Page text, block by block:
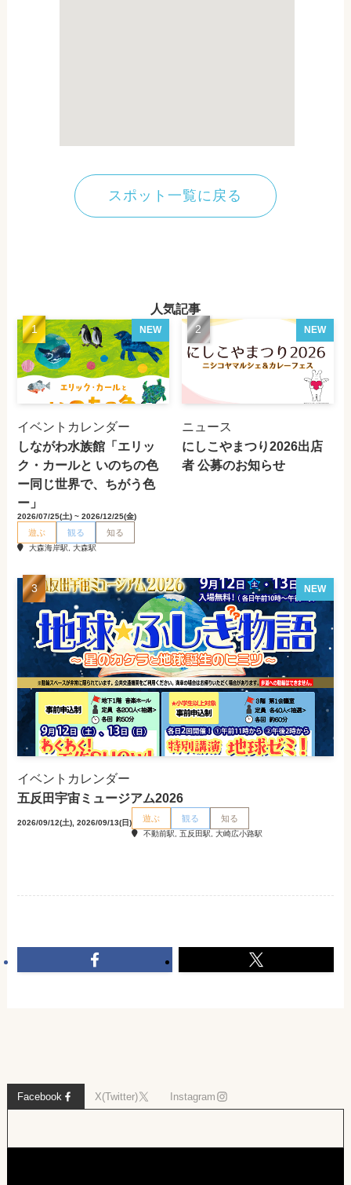
スポット一覧に戻る
人気記事
NEW
イベントカレンダー
しながわ水族館「エリッ
ク・カールと いのちの色
ー同じ世界で、ちがう色
ー」
2026/07/25(土) ~ 2026/12/25(金)
遊ぶ 観る 知る
大森海岸駅, 大森駅
NEW
ニュース
にしこやまつり2026出店
者 公募のお知らせ
NEW
イベントカレンダー
五反田宇宙ミュージアム2026
2026/09/12(土), 2026/09/13(日) 遊ぶ 観る 知る
不動前駅, 五反田駅, 大崎広小路駅
Facebook X(Twitter) Instagram